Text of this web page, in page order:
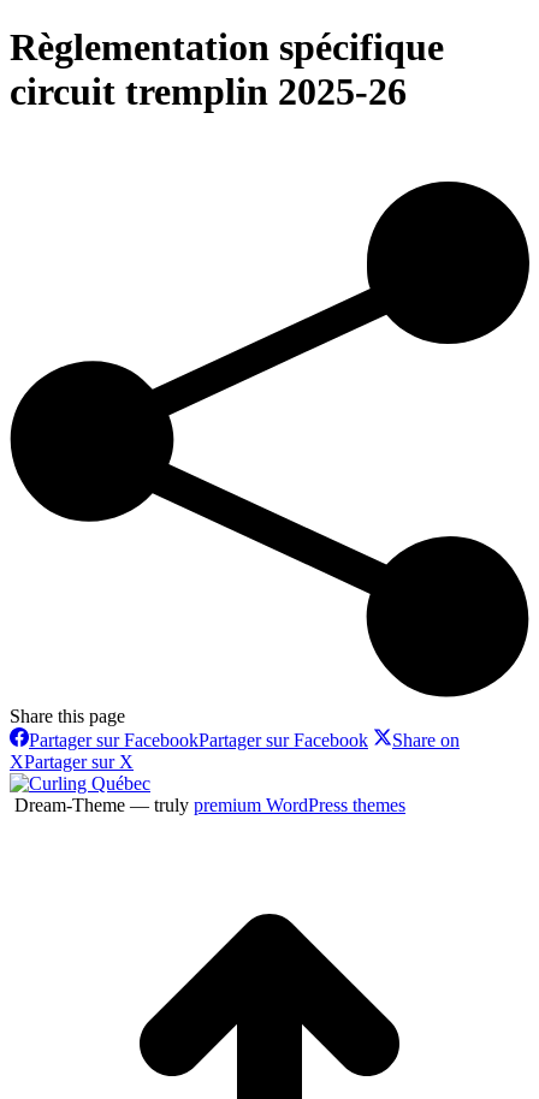
Règlementation spécifique
circuit tremplin 2025-26
Share this page
Partager sur FacebookPartager sur Facebook
Share on
XPartager sur X
Dream-Theme — truly premium WordPress themes